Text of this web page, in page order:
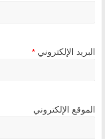
البريد الإلكتروني *
الموقع الإلكتروني